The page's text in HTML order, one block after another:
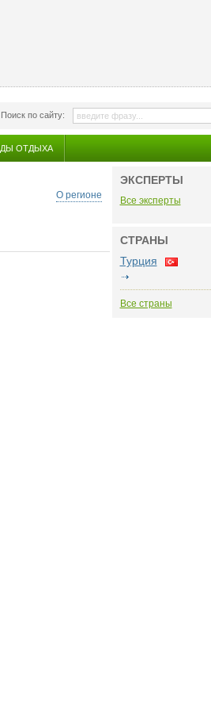
Поиск по сайту:
ОТДЫХА
О регионе
ЭКСПЕРТЫ
Все эксперты
СТРАНЫ
Турция
Все страны